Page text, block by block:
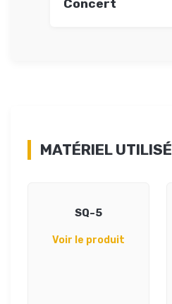
Concert
MATÉRIEL UTILISÉ
SQ-5
Voir le produit